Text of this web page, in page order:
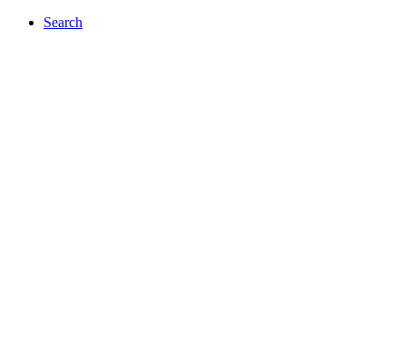
Search